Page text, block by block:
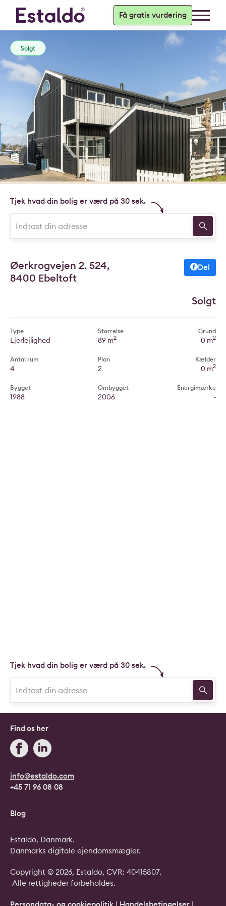
Få gratis vurdering
Solgt
Tjek hvad din bolig er værd på 30 sek.
Øerkrogvejen 2. 524,
8400 Ebeltoft
Del
Solgt
Type
Ejerlejlighed
Antal rum
4
Bygget
1988
Størrelse
89 m2
Plan
2
Ombygget
2006
Grund
0 m2
Kælder
0 m2
Energimærke
-
Tjek hvad din bolig er værd på 30 sek.
info@estaldo.com
+45 71 96 08 08
Find os her
Blog
Copyright © 2026, Estaldo, CVR: 40415807.
Alle rettigheder forbeholdes.
Persondata- og cookiepolitik | Handelsbetingelser |
Estaldo, Danmark.
Danmarks digitale ejendomsmægler.